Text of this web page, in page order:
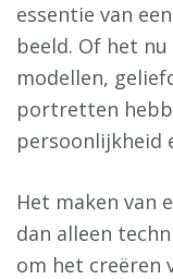
essentie van
beeld. Of het
modellen,
portretten
persoonlijkheid
Het maken van
dan alleen
om het creëren